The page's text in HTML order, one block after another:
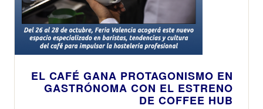
EL CAFÉ GANA PROTAGONISMO EN
GASTRÓNOMA CON EL ESTRENO
DE COFFEE HUB